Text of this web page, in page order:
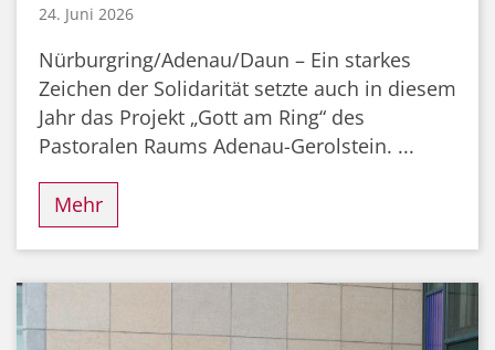
24. Juni 2026
Nürburgring/Adenau/Daun – Ein starkes
Zeichen der Solidarität setzte auch in diesem
Jahr das Projekt „Gott am Ring“ des
Pastoralen Raums Adenau-Gerolstein. ...
Mehr